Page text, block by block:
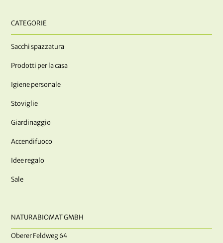
CATEGORIE
Sacchi spazzatura
Prodotti per la casa
Igiene personale
Stoviglie
Giardinaggio
Accendifuoco
Idee regalo
Sale
NATURABIOMAT GMBH
Oberer Feldweg 64